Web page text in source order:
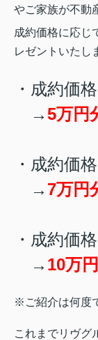
やご家族が不動
成約価格に応じ
レゼントいたし
・成約価
→5万円
・成約価
→ 7万円
・成約価
→ 10万
※ご紹介は何度
これまでリヴグ